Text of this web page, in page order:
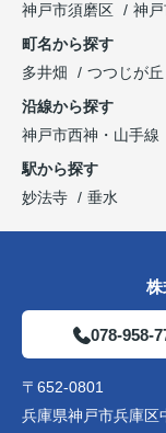
神戸市須磨区
神
町名から探す
多井畑
つつじが丘
沿線から探す
神戸市西神・山手線
駅から探す
妙法寺
垂水
株
078-958-
〒652-0801
兵庫県神戸市兵庫